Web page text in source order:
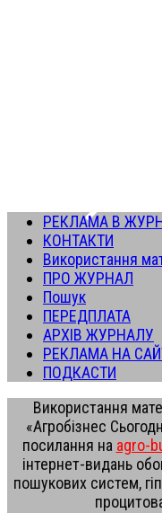
РЕКЛАМА В
КОНТАКТИ
Використання
ПРО ЖУРНАЛ
Пошук
ПЕРЕДПЛАТА
АРХІВ ЖУРНАЛУ
РЕКЛАМА НА
ПОДКАСТИ
Використання
«Агробізнес
посилання на agro-
інтернет-видань
пошукових систем,